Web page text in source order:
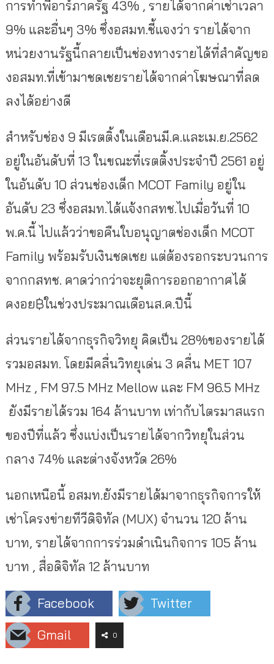
การทำพีอาร์ภาครัฐ 43% , รายได้จากค่าเช่าเวลา
9% และอื่นๆ 3% ซึ่งอสมท.ชี้แจงว่า รายได้จาก
หน่วยงานรัฐนี้กลายเป็นช่องทางรายได้ที่สำคัญขอ
งอสมท.ที่เข้ามาชดเชยรายได้จากค่าโฆษณาที่ลด
ลงได้อย่างดี
สำหรับช่อง 9 มีเรตติ้งในเดือนมี.ค.และเม.ย.2562
อยู่ในอันดับที่ 13 ในขณะที่เรตติ้งประจำปี 2561 อยู่
ในอันดับ 10 ส่วนช่องเด็ก MCOT Family อยู่ใน
อันดับ 23 ซึ่งอสมท.ได้แจ้งกสทช.ไปเมื่อวันที่ 10
พ.ค.นี้ ไปแล้วว่าขอคืนใบอนุญาตช่องเด็ก MCOT
Family พร้อมรับเงินชดเชย แต่ต้องรอกระบวนการ
จากกสทช. คาดว่ากว่าจะยุติการออกอากาศได้
คงอย฿ในช่วงประมาณเดือนส.ค.ปีนี้
ส่วนรายได้จากธุรกิจวิทยุ คิดเป็น 28%ของรายได้
รวมอสมท. โดยมีคลื่นวิทยุเด่น 3 คลื่น MET 107
MHz , FM 97.5 MHz Mellow และ FM 96.5 MHz
ยังมีรายได้รวม 164 ล้านบาท เท่ากับไตรมาสแรก
ของปีที่แล้ว ซึ่งแบ่งเป็นรายได้จากวิทยุในส่วน
กลาง 74% และต่างจังหวัด 26%
นอกเหนือนี้ อสมท.ยังมีรายได้มาจากธุรกิจการให้
เช่าโครงข่ายทีวีดิจิทัล (MUX) จำนวน 120 ล้าน
บาท, รายได้จากการร่วมดำเนินกิจการ 105 ล้าน
บาท , สื่อดิจิทัล 12 ล้านบาท
Facebook
Twitter
Gmail
0